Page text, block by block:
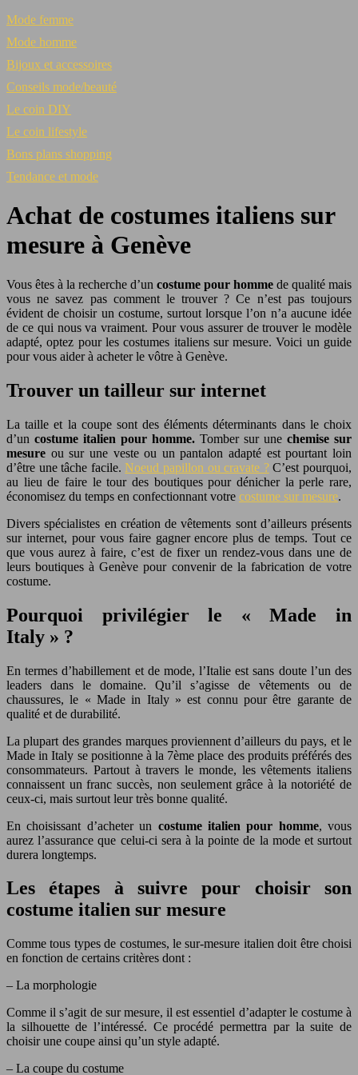
Mode femme
Mode homme
Bijoux et accessoires
Conseils mode/beauté
Le coin DIY
Le coin lifestyle
Bons plans shopping
Tendance et mode
Achat de costumes italiens sur
mesure à Genève
Vous êtes à la recherche d’un costume pour homme de qualité mais
vous ne savez pas comment le trouver ? Ce n’est pas toujours
évident de choisir un costume, surtout lorsque l’on n’a aucune idée
de ce qui nous va vraiment. Pour vous assurer de trouver le modèle
adapté, optez pour les costumes italiens sur mesure. Voici un guide
pour vous aider à acheter le vôtre à Genève.
Trouver un tailleur sur internet
La taille et la coupe sont des éléments déterminants dans le choix
d’un costume italien pour homme. Tomber sur une chemise sur
mesure ou sur une veste ou un pantalon adapté est pourtant loin
d’être une tâche facile.Noeud papillon ou cravate ?C’est pourquoi,
au lieu de faire le tour des boutiques pour dénicher la perle rare,
économisez du temps en confectionnant votre costume sur mesure.
Divers spécialistes en création de vêtements sont d’ailleurs présents
sur internet, pour vous faire gagner encore plus de temps. Tout ce
que vous aurez à faire, c’est de fixer un rendez-vous dans une de
leurs boutiques à Genève pour convenir de la fabrication de votre
costume.
Pourquoi privilégier le « Made in
Italy » ?
En termes d’habillement et de mode, l’Italie est sans doute l’un des
leaders dans le domaine. Qu’il s’agisse de vêtements ou de
chaussures, le « Made in Italy » est connu pour être garante de
qualité et de durabilité.
La plupart des grandes marques proviennent d’ailleurs du pays, et le
Made in Italy se positionne à la 7ème place des produits préférés des
consommateurs. Partout à travers le monde, les vêtements italiens
connaissent un franc succès, non seulement grâce à la notoriété de
ceux-ci, mais surtout leur très bonne qualité.
En choisissant d’acheter un costume italien pour homme, vous
aurez l’assurance que celui-ci sera à la pointe de la mode et surtout
durera longtemps.
Les étapes à suivre pour choisir son
costume italien sur mesure
Comme tous types de costumes, le sur-mesure italien doit être choisi
en fonction de certains critères dont :
– La morphologie
Comme il s’agit de sur mesure, il est essentiel d’adapter le costume à
la silhouette de l’intéressé. Ce procédé permettra par la suite de
choisir une coupe ainsi qu’un style adapté.
– La coupe du costume